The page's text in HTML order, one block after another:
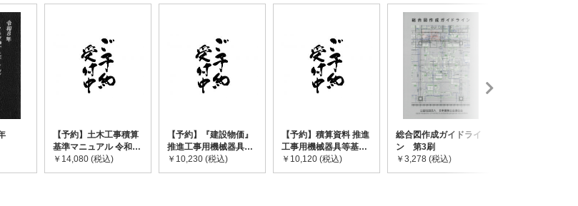
【予約】土木工事積算
基準マニュアル 令和8
年度版 ※2026年8月
下旬発売予定
￥14,080 (税込)
【予約】『建設物価』
推進工事用機械器具等
基礎価格表 2026年度
版 ※2026/8/31発売予
￥10,230 (税込)
【予約】積算資料 推進
工事用機械器具等基礎
価格表 2026年度版
※2026/8/31発売予定
￥10,120 (税込)
総合図作成ガイドライ
ン 第3刷
￥3,278 (税込)